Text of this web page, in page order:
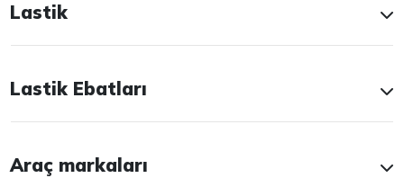
Lastik
Lastik Ebatları
Araç markaları